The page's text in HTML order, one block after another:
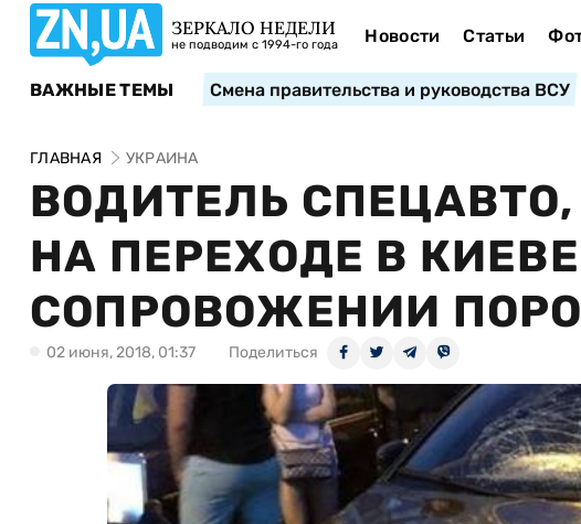
ЗЕРКАЛО НЕДЕЛИ
не подводим с 1994-го года Новости Статьи
ВАЖНЫЕ ТЕМЫ Смена правительства и руководства ВСУ
ГЛАВНАЯ УКРАИНА
ВОДИТЕЛЬ
НА ПЕРЕХОДЕ В
СОПРОВОЖЕНИИ
02 июня, 2018, 01:37 Поделиться